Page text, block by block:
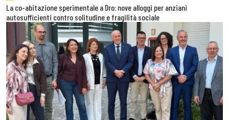
La co-abitazione sperimentale a Dro: nove alloggi per anziani
autosufficienti contro solitudine e fragilità sociale